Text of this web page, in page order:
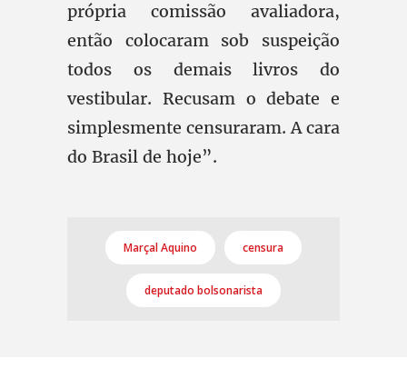
própria comissão avaliadora,
então colocaram sob suspeição
todos os demais livros do
vestibular. Recusam o debate e
simplesmente censuraram. A cara
do Brasil de hoje”.
Marçal Aquino censura
deputado bolsonarista